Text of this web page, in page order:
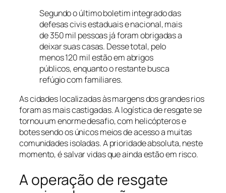
Segundo o último boletim integrado das
defesas civis estaduais e nacional, mais
de 350 mil pessoas já foram obrigadas a
deixar suas casas. Desse total, pelo
menos 120 mil estão em abrigos
públicos, enquanto o restante busca
refúgio com familiares.
As cidades localizadas às margens dos grandes rios
foram as mais castigadas. A logística de resgate se
tornou um enorme desafio, com helicópteros e
botes sendo os únicos meios de acesso a muitas
comunidades isoladas. A prioridade absoluta, neste
momento, é salvar vidas que ainda estão em risco.
A operação de resgate